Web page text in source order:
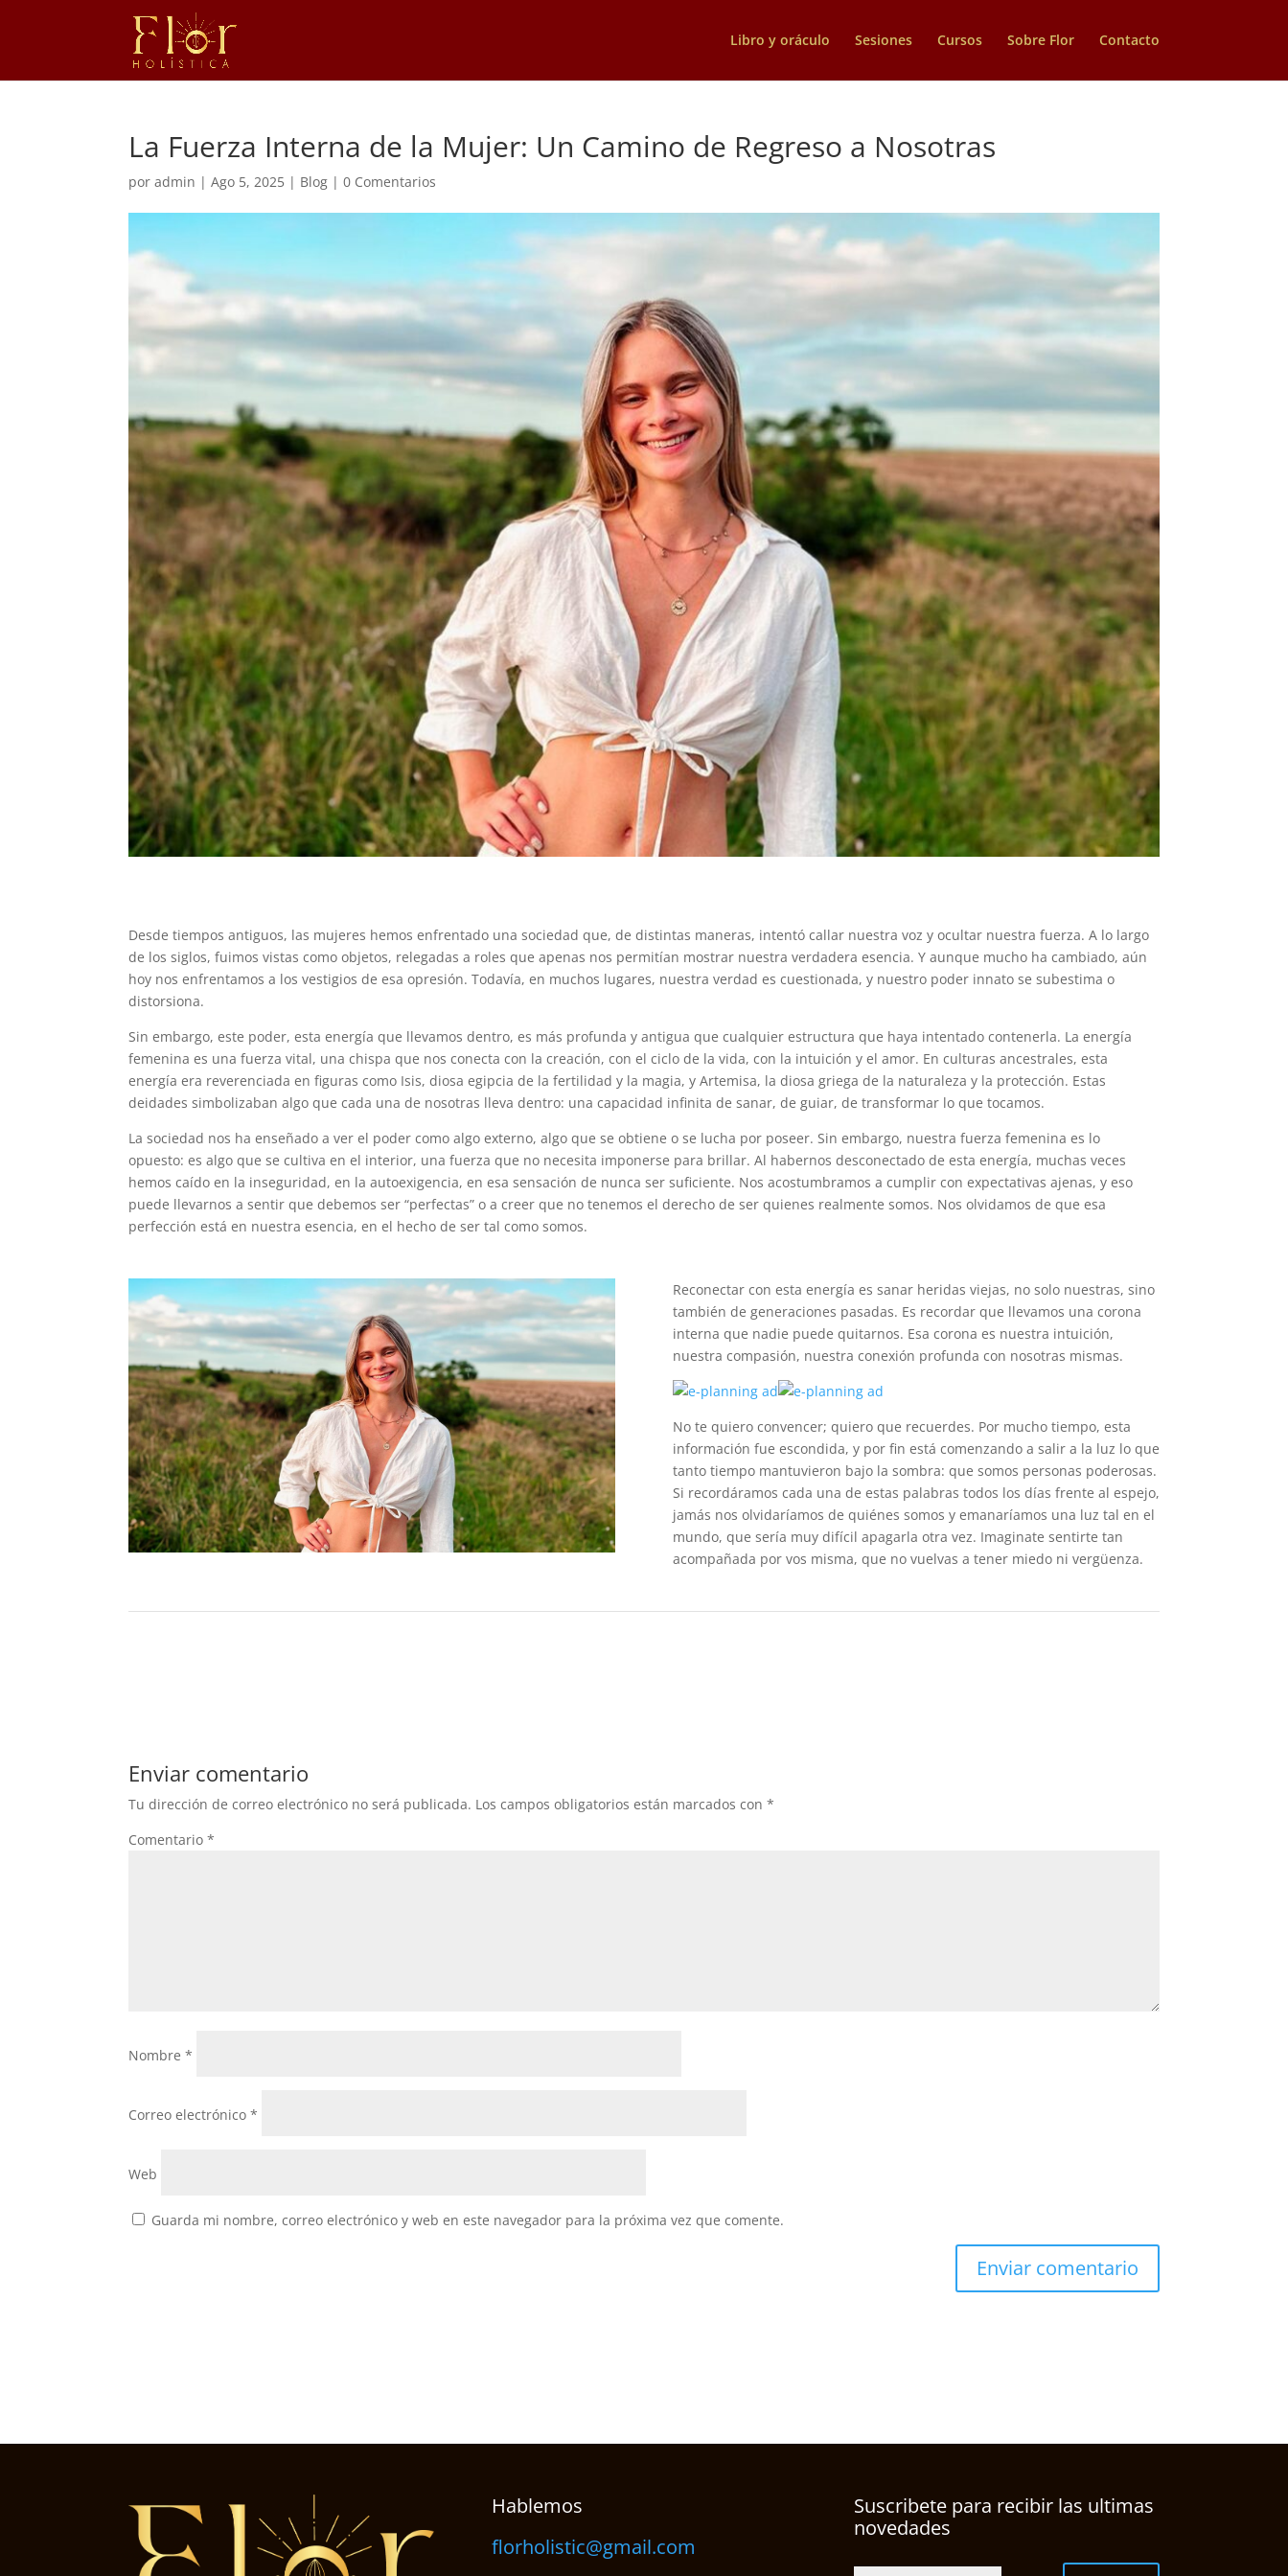
Libro y oráculo Sesiones Cursos Sobre Flor Contacto
La Fuerza Interna de la Mujer: Un Camino de Regreso a Nosotras
poradmin |Ago 5, 2025 | Blog |0 Comentarios
Desde tiempos antiguos, las mujeres hemos enfrentado una sociedad que, de distintas maneras, intentó callar nuestra voz y ocultar nuestra fuerza. A lo largo
de los siglos, fuimos vistas como objetos, relegadas a roles que apenas nos permitían mostrar nuestra verdadera esencia. Y aunque mucho ha cambiado, aún
hoy nos enfrentamos a los vestigios de esa opresión. Todavía, en muchos lugares, nuestra verdad es cuestionada, y nuestro poder innato se subestima o
distorsiona.
Sin embargo, este poder, esta energía que llevamos dentro, es más profunda y antigua que cualquier estructura que haya intentado contenerla. La energía
femenina es una fuerza vital, una chispa que nos conecta con la creación, con el ciclo de la vida, con la intuición y el amor. En culturas ancestrales, esta
energía era reverenciada en figuras como Isis, diosa egipcia de la fertilidad y la magia, y Artemisa, la diosa griega de la naturaleza y la protección. Estas
deidades simbolizaban algo que cada una de nosotras lleva dentro: una capacidad infinita de sanar, de guiar, de transformar lo que tocamos.
La sociedad nos ha enseñado a ver el poder como algo externo, algo que se obtiene o se lucha por poseer. Sin embargo, nuestra fuerza femenina es lo
opuesto: es algo que se cultiva en el interior, una fuerza que no necesita imponerse para brillar. Al habernos desconectado de esta energía, muchas veces
hemos caído en la inseguridad, en la autoexigencia, en esa sensación de nunca ser suficiente. Nos acostumbramos a cumplir con expectativas ajenas, y eso
puede llevarnos a sentir que debemos ser “perfectas” o a creer que no tenemos el derecho de ser quienes realmente somos. Nos olvidamos de que esa
perfección está en nuestra esencia, en el hecho de ser tal como somos.
Reconectar con esta energía es sanar heridas viejas, no solo nuestras, sino
también de generaciones pasadas. Es recordar que llevamos una corona
interna que nadie puede quitarnos. Esa corona es nuestra intuición,
nuestra compasión, nuestra conexión profunda con nosotras mismas.
No te quiero convencer; quiero que recuerdes. Por mucho tiempo, esta
información fue escondida, y por fin está comenzando a salir a la luz lo que
tanto tiempo mantuvieron bajo la sombra: que somos personas poderosas.
Si recordáramos cada una de estas palabras todos los días frente al espejo,
jamás nos olvidaríamos de quiénes somos y emanaríamos una luz tal en el
mundo, que sería muy difícil apagarla otra vez. Imaginate sentirte tan
acompañada por vos misma, que no vuelvas a tener miedo ni vergüenza.
Enviar comentario
Tu dirección de correo electrónico no será publicada. Los campos obligatorios están marcados con*
Comentario*
Nombre*
Correo electrónico*
Web
Guarda mi nombre, correo electrónico y web en este navegador para la próxima vez que comente.
Hablemos
florholistic@gmail.com
Suscribete para recibir las ultimas
novedades